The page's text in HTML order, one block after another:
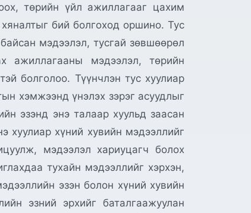
төрийн үйл ажиллагааг цахим
бий болгоход оршино. Тус
мэдээлэл, тусгай зөвшөөрөл
ажиллагааны мэдээлэл, төрийн
болголоо. Түүнчлэн тус хуулиар
хэмжээнд үнэлэх зэрэг асуудлыг
эзэнд энэ талаар хуульд заасан
хүний хувийн мэдээллийг
мэдээлэл хариуцагч болох
тухайн мэдээллийг хэрхэн,
эзэн болон хүний хувийн
эзний эрхийг баталгаажуулан